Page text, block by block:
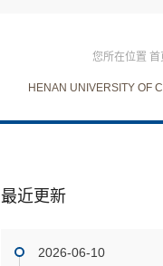
您所在位置 首
HENAN UNIVERSITY OF
最近更新
2026-06-10